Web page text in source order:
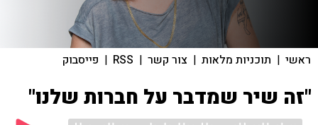
ראשי | תוכניות מלאות | צור קשר |
RSS
| פייסבוק
"זה שיר שמדבר על חברות שלנו"